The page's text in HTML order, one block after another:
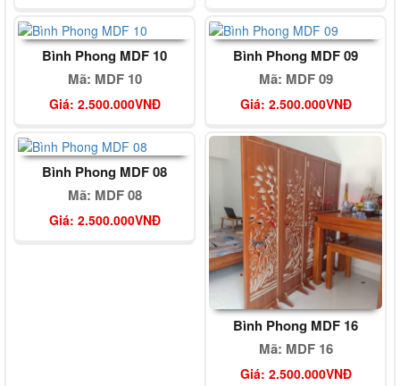
Bình Phong MDF 10
Mã: MDF 10
Giá: 2.500.000VNĐ
Bình Phong MDF 09
Mã: MDF 09
Giá: 2.500.000VNĐ
Bình Phong MDF 08
Mã: MDF 08
Giá: 2.500.000VNĐ
Bình Phong MDF 16
Mã: MDF 16
Giá: 2.500.000VNĐ